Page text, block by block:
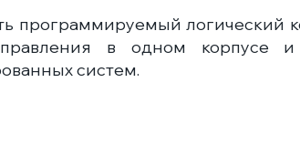
программируемый логический
в одном корпусе и
систем.